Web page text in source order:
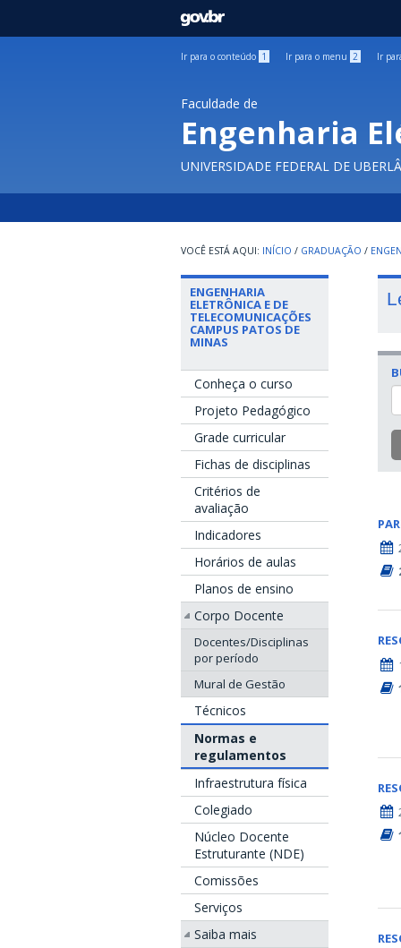
GOVBR
Ir para o conteúdo 1 Ir para o menu 2 Ir
Faculdade de
Engenharia
UNIVERSIDADE FEDERAL DE
INÍCIO / GRADUAÇÃO /
ENGENHARIA
ELETRÔNICA E DE
TELECOMUNICAÇÕES
CAMPUS PATOS DE
MINAS
Conheça o curso
Projeto Pedagógico
Grade curricular
Fichas de disciplinas
Critérios de
avaliação
Indicadores
Horários de aulas
Planos de ensino
Corpo Docente
Docentes/Disciplinas
por período
Mural de Gestão
Técnicos
Normas e
regulamentos
Infraestrutura física
Colegiado
Núcleo Docente
Estruturante (NDE)
Comissões
Serviços
Saiba mais